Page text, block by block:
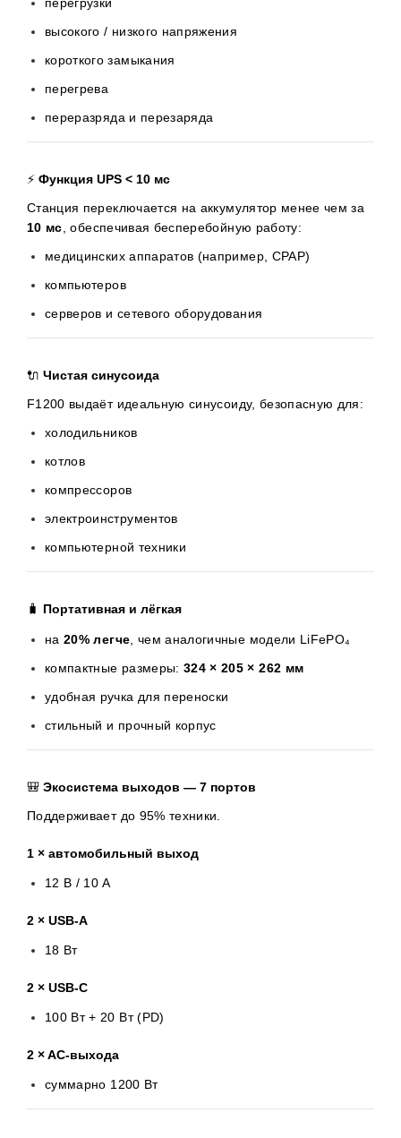
перегрузки
высокого / низкого напряжения
короткого замыкания
перегрева
переразряда и перезаряда
⚡ Функция UPS < 10 мс
Станция переключается на аккумулятор менее чем за
10 мс, обеспечивая бесперебойную работу:
медицинских аппаратов (например, CPAP)
компьютеров
серверов и сетевого оборудования
🔌 Чистая синусоида
F1200 выдаёт идеальную синусоиду, безопасную для:
холодильников
котлов
компрессоров
электроинструментов
компьютерной техники
🧳 Портативная и лёгкая
на20% легче, чем аналогичные модели LiFePO₄
компактные размеры: 324 × 205 × 262 мм
удобная ручка для переноски
стильный и прочный корпус
🎒 Экосистема выходов — 7 портов
Поддерживает до 95% техники.
1 × автомобильный выход
12 В / 10 А
2 × USB-A
18 Вт
2 × USB-C
100 Вт + 20 Вт (PD)
2 × AC-выхода
суммарно 1200 Вт